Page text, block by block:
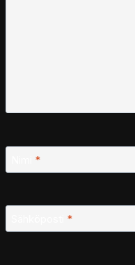
*
*